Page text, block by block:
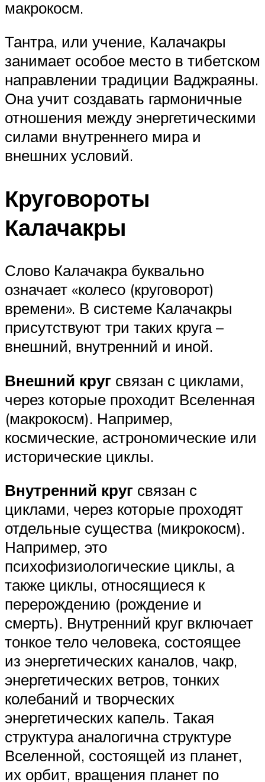
макрокосм.
Тантра, или учение, Калачакры
занимает особое место в тибетском
направлении традиции Ваджраяны.
Она учит создавать гармоничные
отношения между энергетическими
силами внутреннего мира и
внешних условий.
Круговороты
Калачакры
Слово Калачакра буквально
означает «колесо (круговорот)
времени». В системе Калачакры
присутствуют три таких круга –
внешний, внутренний и иной.
Внешний круг связан с циклами,
через которые проходит Вселенная
(макрокосм). Например,
космические, астрономические или
исторические циклы.
Внутренний круг связан с
циклами, через которые проходят
отдельные существа (микрокосм).
Например, это
психофизиологические циклы, а
также циклы, относящиеся к
перерождению (рождение и
смерть). Внутренний круг включает
тонкое тело человека, состоящее
из энергетических каналов, чакр,
энергетических ветров, тонких
колебаний и творческих
энергетических капель. Такая
структура аналогична структуре
Вселенной, состоящей из планет,
их орбит, вращения планет по